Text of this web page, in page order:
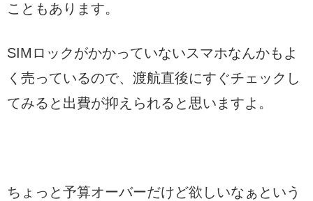
こともあります。
SIMロックがかかっていないスマホなんかもよ
く売っているので、渡航直後にすぐチェックし
てみると出費が抑えられると思いますよ。
ちょっと予算オーバーだけど欲しいなぁという